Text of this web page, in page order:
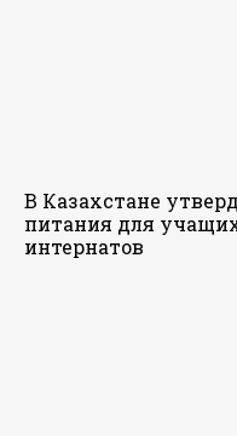
В Казахстане
питания для
интернатов